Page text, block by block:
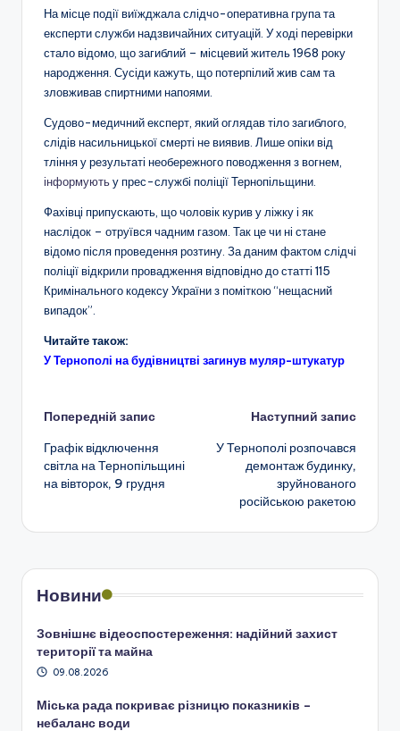
На місце події виїжджала слідчо-оперативна група та
експерти служби надзвичайних ситуацій. У ході перевірки
стало відомо, що загиблий – місцевий житель 1968 року
народження. Сусіди кажуть, що потерпілий жив сам та
зловживав спиртними напоями.
Судово-медичний експерт, який оглядав тіло загиблого,
слідів насильницької смерті не виявив. Лише опіки від
тління у результаті необережного поводження з вогнем,
інформуютьу прес-службі поліції Тернопільщини.
Фахівці припускають, що чоловік курив у ліжку і як
наслідок – отруївся чадним газом. Так це чи ні стане
відомо після проведення розтину. За даним фактом слідчі
поліції відкрили провадження відповідно до статті 115
Кримінального кодексу України з поміткою “нещасний
випадок”.
Читайте також:
У Тернополі на будівництві загинув муляр-штукатур
Навігація
по
запису
Попередній запис
Графік відключення
світла на Тернопільщині
на вівторок, 9 грудня
Наступний запис
У Тернополі розпочався
демонтаж будинку,
зруйнованого
російською ракетою
Новини
Зовнішнє відеоспостереження: надійний захист
території та майна
09.08.2026
Міська рада покриває різницю показників –
небаланс води